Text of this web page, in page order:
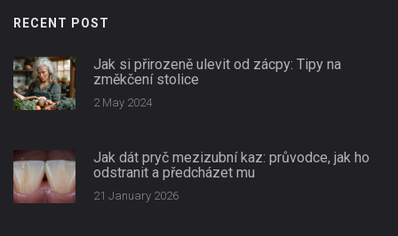
RECENT POST
Jak si přirozeně ulevit od zácpy: Tipy na
změkčení stolice
2 May 2024
Jak dát pryč mezizubní kaz: průvodce, jak ho
odstranit a předcházet mu
21 January 2026